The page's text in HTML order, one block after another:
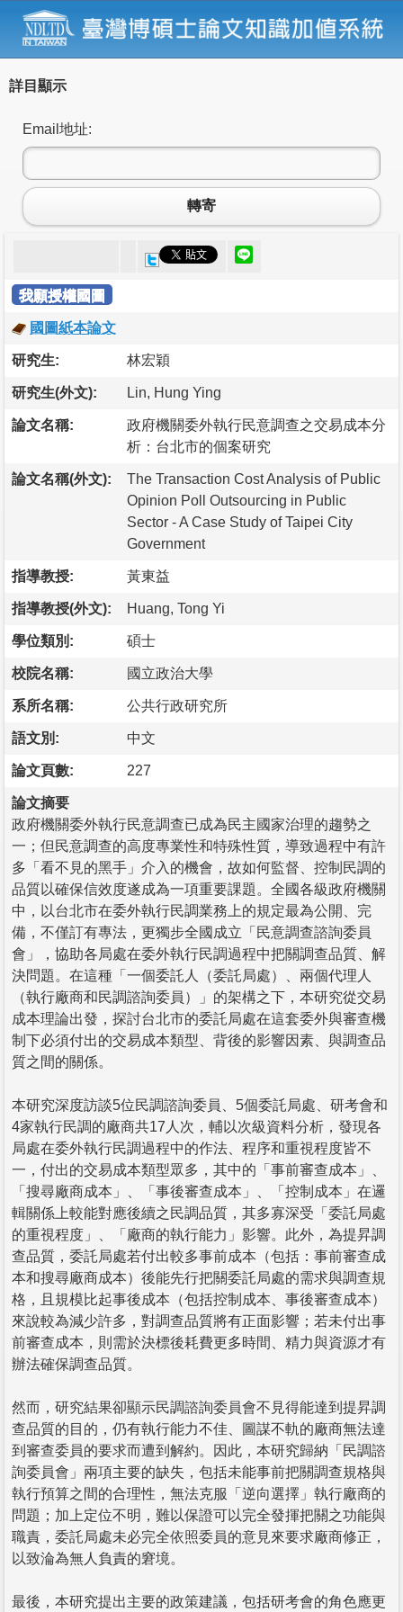
詳目顯示
Email地址:
轉寄
我願授權國圖
國圖紙本論文
研究生: 林宏穎
研究生(外文): Lin, Hung Ying
論文名稱:
政府機關委外執行民意調查之交易成本分
析：台北市的個案研究
論文名稱(外文):
The Transaction Cost Analysis of Public
Opinion Poll Outsourcing in Public
Sector - A Case Study of Taipei City
Government
指導教授: 黃東益
指導教授(外文): Huang, Tong Yi
學位類別: 碩士
校院名稱: 國立政治大學
系所名稱: 公共行政研究所
語文別: 中文
論文頁數: 227
論文摘要
政府機關委外執行民意調查已成為民主國家治理的趨勢之
一；但民意調查的高度專業性和特殊性質，導致過程中有許
多「看不見的黑手」介入的機會，故如何監督、控制民調的
品質以確保信效度遂成為一項重要課題。全國各級政府機關
中，以台北市在委外執行民調業務上的規定最為公開、完
備，不僅訂有專法，更獨步全國成立「民意調查諮詢委員
會」，協助各局處在委外執行民調過程中把關調查品質、解
決問題。在這種「一個委託人（委託局處）、兩個代理人
（執行廠商和民調諮詢委員）」的架構之下，本研究從交易
成本理論出發，探討台北市的委託局處在這套委外與審查機
制下必須付出的交易成本類型、背後的影響因素、與調查品
質之間的關係。
本研究深度訪談5位民調諮詢委員、5個委託局處、研考會和
4家執行民調的廠商共17人次，輔以次級資料分析，發現各
局處在委外執行民調過程中的作法、程序和重視程度皆不
一，付出的交易成本類型眾多，其中的「事前審查成本」、
「搜尋廠商成本」、「事後審查成本」、「控制成本」在邏
輯關係上較能對應後續之民調品質，其多寡深受「委託局處
的重視程度」、「廠商的執行能力」影響。此外，為提昇調
查品質，委託局處若付出較多事前成本（包括：事前審查成
本和搜尋廠商成本）後能先行把關委託局處的需求與調查規
格，且規模比起事後成本（包括控制成本、事後審查成本）
來說較為減少許多，對調查品質將有正面影響；若未付出事
前審查成本，則需於決標後耗費更多時間、精力與資源才有
辦法確保調查品質。
然而，研究結果卻顯示民調諮詢委員會不見得能達到提昇調
查品質的目的，仍有執行能力不佳、圖謀不軌的廠商無法達
到審查委員的要求而遭到解約。因此，本研究歸納「民調諮
詢委員會」兩項主要的缺失，包括未能事前把關調查規格與
執行預算之間的合理性，無法克服「逆向選擇」執行廠商的
問題；加上定位不明，難以保證可以完全發揮把關之功能與
職責，委託局處未必完全依照委員的意見來要求廠商修正，
以致淪為無人負責的窘境。
最後，本研究提出主要的政策建議，包括研考會的角色應更